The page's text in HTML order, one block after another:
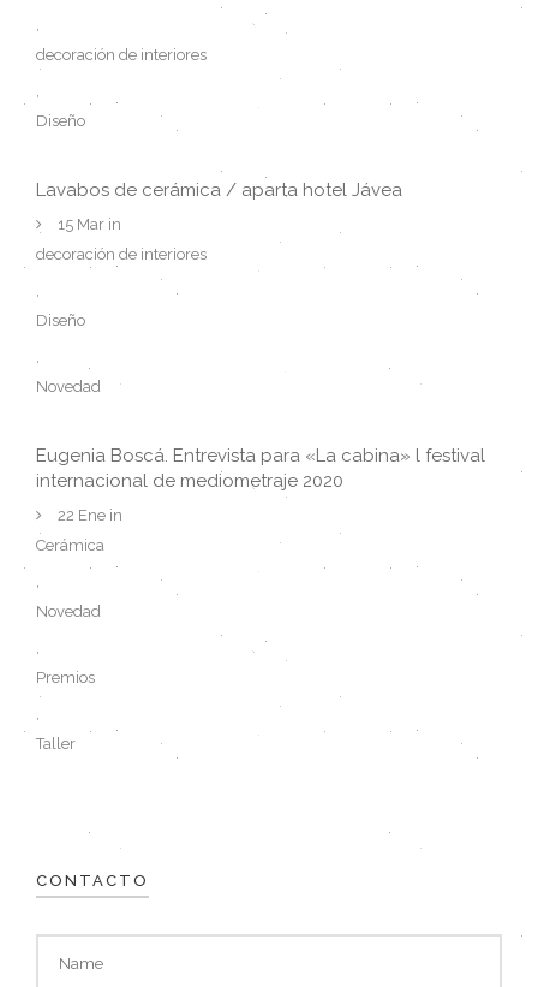
,
decoración de interiores
,
Diseño
Lavabos de cerámica / aparta hotel Jávea
15 Mar in
decoración de interiores
,
Diseño
,
Novedad
Eugenia Boscá. Entrevista para «La cabina» l festival
internacional de mediometraje 2020
22 Ene in
Cerámica
,
Novedad
,
Premios
,
Taller
CONTACTO